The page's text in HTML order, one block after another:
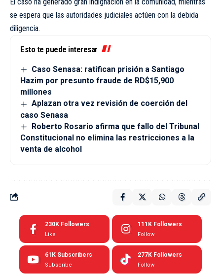
se espera que las autoridades judiciales actúen con la debida
diligencia.
Esto te puede interesar
Caso Senasa: ratifican prisión a Santiago
Hazim por presunto fraude de RD$15,900
millones
Aplazan otra vez revisión de coerción del
caso Senasa
Roberto Rosario afirma que fallo del Tribunal
Constitucional no elimina las restricciones a la
venta de alcohol
230K Followers
Like
111K Followers
Follow
61K Subscribers
Subscribe
277K Followers
Follow